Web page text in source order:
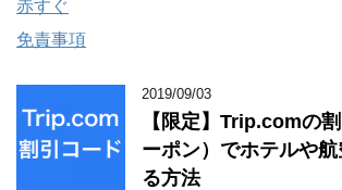
赤すぐ
免責事項
2019/09/03
【限定】Trip.comの
ーポン）でホテルや
る方法